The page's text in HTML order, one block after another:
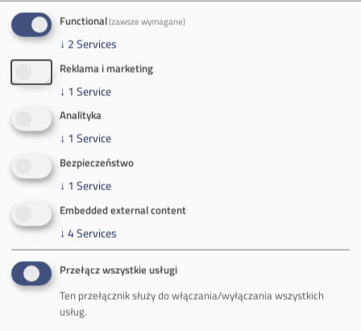
media@pkw-sa.pl
+48 32 618 56 02
(poniedziałek-piątek 7:00-15:00)
Spółka Południowy Koncern Węglowy
Zakład Górniczy Brzeszcze
Zakład Górniczy Janina
Functional(zawsze wymagane)
↓ 2Services
Reklama i marketing
↓ 1 Service
Analityka
↓ 1 Service
Bezpieczeństwo
↓ 1 Service
Embedded external content
↓ 4Services
Przełącz wszystkie usługi
Ten przełącznik służy do włączania/wyłączania wszystkich
usług.